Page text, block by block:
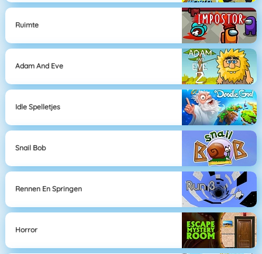
Ruimte
Adam And Eve
Idle Spelletjes
Snail Bob
Rennen En Springen
Horror